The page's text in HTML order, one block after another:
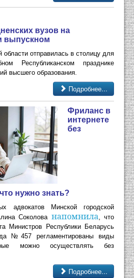
вузов на
выпускном
области отправилась в столицу для
Республиканском празднике
высшего образования.
Подробнее...
Фриланс в
интернете
без
нужно знать?
адвокатов Минской городской
Соколова напомнила, что
Министров Республики Беларусь
№457 регламентированы виды
можно осуществлять без
Подробнее...